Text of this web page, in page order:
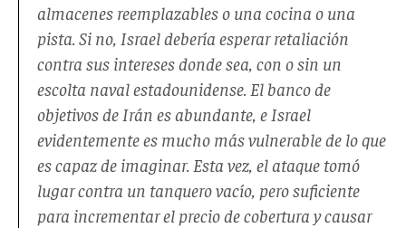
almacenes reemplazables o una cocina o una
pista. Si no, Israel debería esperar retaliación
contra sus intereses donde sea, con o sin un
escolta naval estadounidense. El banco de
objetivos de Irán es abundante, e Israel
evidentemente es mucho más vulnerable de lo que
es capaz de imaginar. Esta vez, el ataque tomó
lugar contra un tanquero vacío, pero suficiente
para incrementar el precio de cobertura y causar